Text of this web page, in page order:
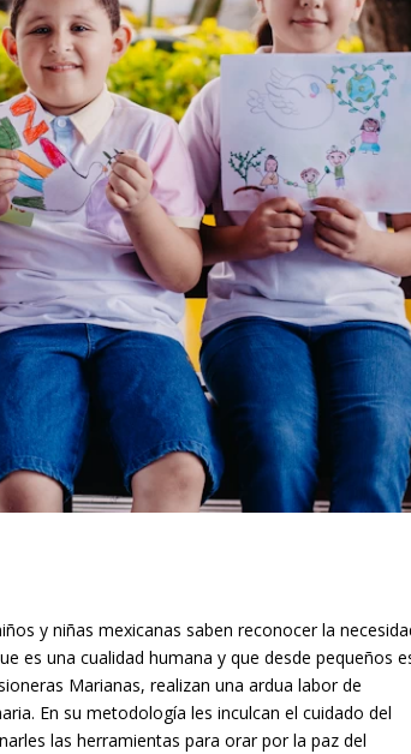
y niñas mexicanas saben reconocer la
es una cualidad humana y que desde pequeños
Marianas, realizan una ardua labor de
En su metodología les inculcan el cuidado del
las herramientas para orar por la paz del